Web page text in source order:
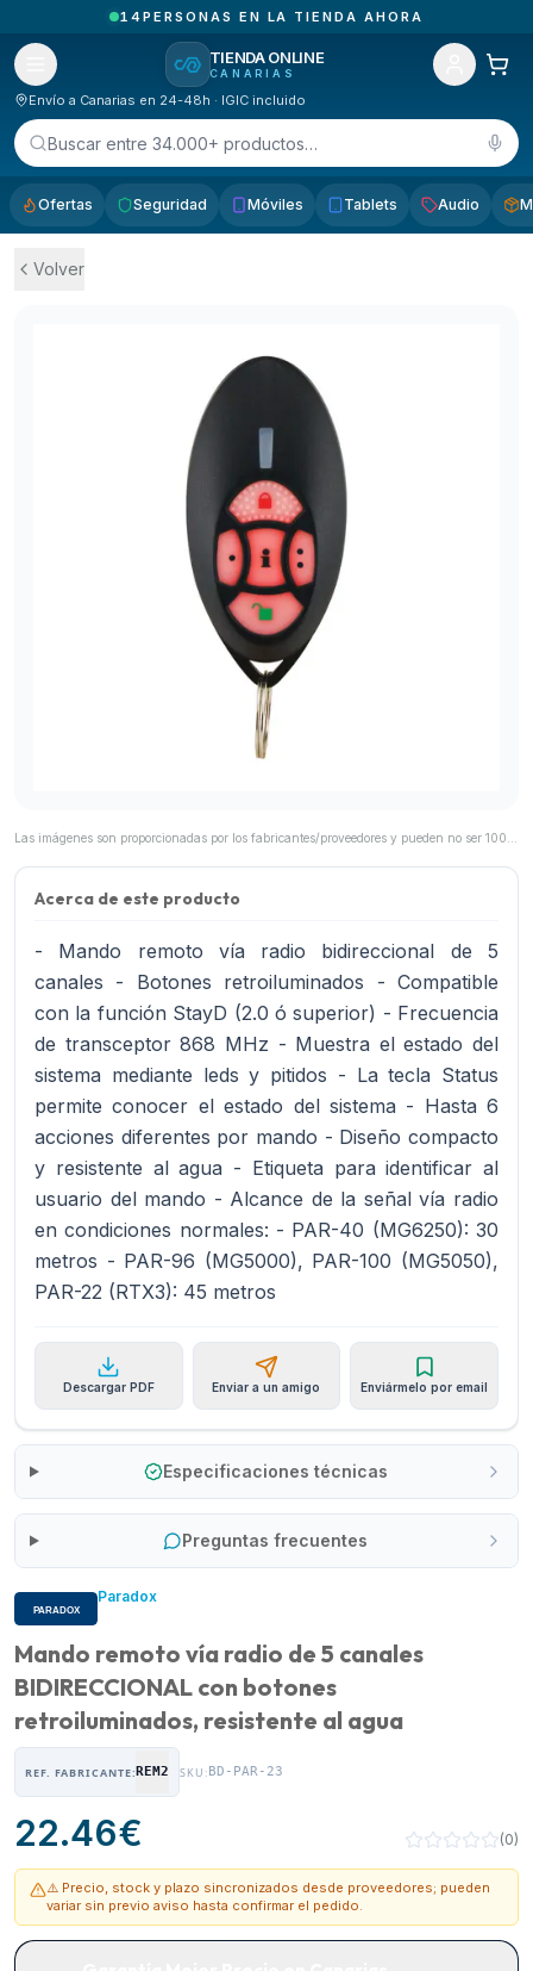
PEDIDOS ENTREGADOS HOY EN CANARIAS
TIENDA ONLINE
CANARIAS
Envío a Canarias en 24-48h · IGIC incluido
Buscar entre 34.000+ productos…
Ofertas Seguridad Móviles Tablets Audio
Volver
Acerca de este producto
- Mando remoto vía radio bidireccional de 5
canales - Botones retroiluminados - Compatible
con la función StayD (2.0 ó superior) - Frecuencia
de transceptor 868 MHz - Muestra el estado del
sistema mediante leds y pitidos - La tecla Status
permite conocer el estado del sistema - Hasta 6
acciones diferentes por mando - Diseño compacto
y resistente al agua - Etiqueta para identificar al
usuario del mando - Alcance de la señal vía radio
en condiciones normales: - PAR-40 (MG6250): 30
metros - PAR-96 (MG5000), PAR-100 (MG5050),
PAR-22 (RTX3): 45 metros
Descargar PDF Enviar a un amigo Enviármelo por email
Especificaciones técnicas
Preguntas frecuentes
Paradox
Mando remoto vía radio de 5 canales
BIDIRECCIONAL con botones
retroiluminados, resistente al agua
REF. FABRICANTE:REM2 SKU:BD-PAR-23
22.46€ (0)
⚠️ Precio, stock y plazo sincronizados desde proveedores; pueden
variar sin previo aviso hasta confirmar el pedido.